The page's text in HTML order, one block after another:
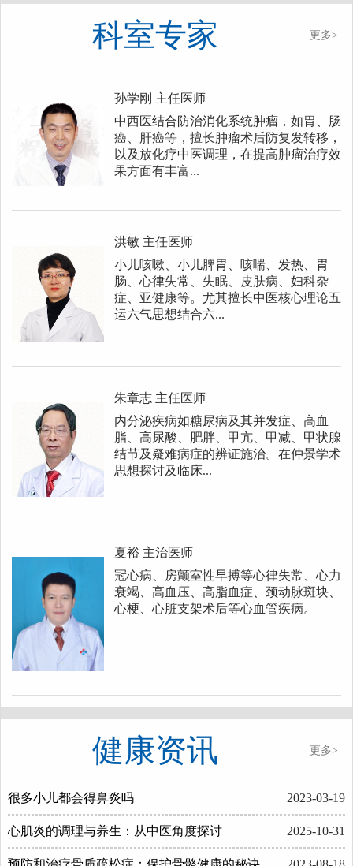
科室专家 更多>
孙学刚 主任医师
中西医结合防治消化系统肿瘤，如胃、肠
癌、肝癌等，擅长肿瘤术后防复发转移，
以及放化疗中医调理，在提高肿瘤治疗效
果方面有丰富...
洪敏 主任医师
小儿咳嗽、小儿脾胃、咳喘、发热、胃
肠、心律失常、失眠、皮肤病、妇科杂
症、亚健康等。尤其擅长中医核心理论五
运六气思想结合六...
朱章志 主任医师
内分泌疾病如糖尿病及其并发症、高血
脂、高尿酸、肥胖、甲亢、甲减、甲状腺
结节及疑难病症的辨证施治。在仲景学术
思想探讨及临床...
夏裕 主治医师
冠心病、房颤室性早搏等心律失常、心力
衰竭、高血压、高脂血症、颈动脉斑块、
心梗、心脏支架术后等心血管疾病。
健康资讯 更多>
很多小儿都会得鼻炎吗 2023-03-19
心肌炎的调理与养生：从中医角度探讨 2025-10-31